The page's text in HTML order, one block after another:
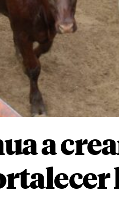
a